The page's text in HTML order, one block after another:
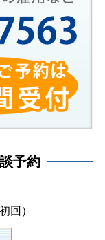
予約
回）